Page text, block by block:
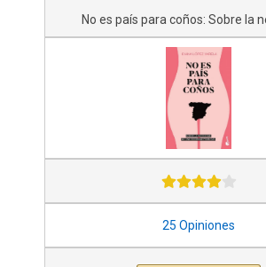
No es país para coños: Sobre la
25 Opiniones